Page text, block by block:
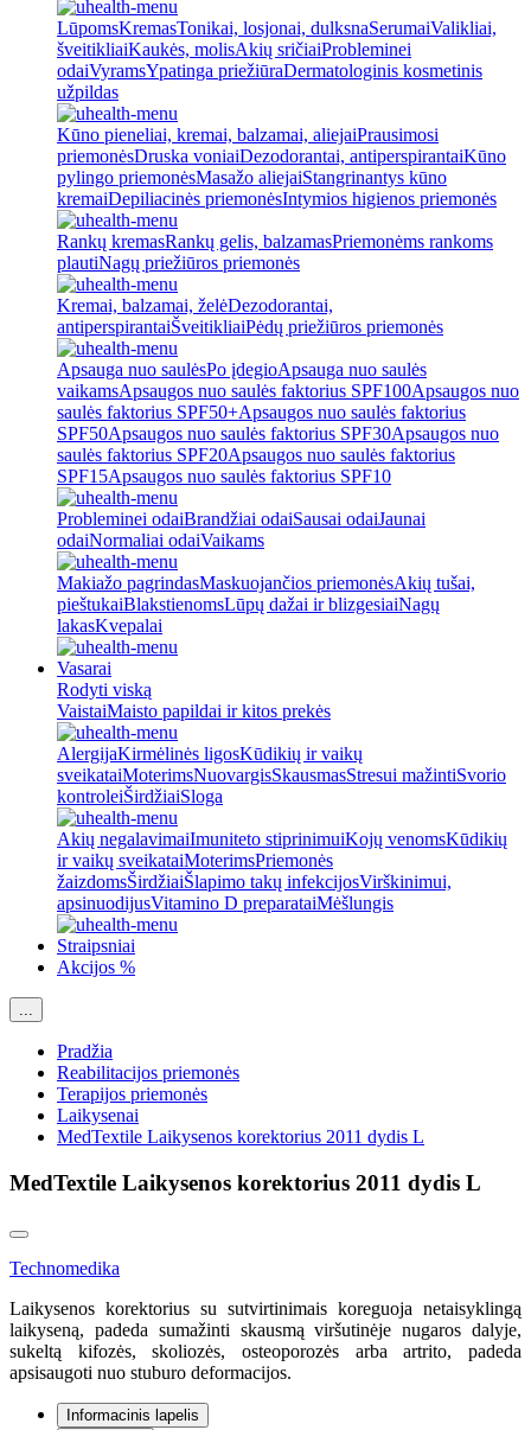
LūpomsKremasTonikai, losjonai, dulksnaSerumaiValikliai,
šveitikliaiKaukės, molisAkių sričiaiProbleminei
odaiVyramsYpatinga priežiūraDermatologinis kosmetinis
užpildas
Kūno pieneliai, kremai, balzamai, aliejaiPrausimosi
priemonėsDruska voniaiDezodorantai, antiperspirantaiKūno
pylingo priemonėsMasažo aliejaiStangrinantys kūno
kremaiDepiliacinės priemonėsIntymios higienos priemonės
Rankų kremasRankų gelis, balzamasPriemonėms rankoms
plautiNagų priežiūros priemonės
Kremai, balzamai, želėDezodorantai,
antiperspirantaiŠveitikliaiPėdų priežiūros priemonės
Apsauga nuo saulėsPo įdegioApsauga nuo saulės
vaikamsApsaugos nuo saulės faktorius SPF100Apsaugos nuo
saulės faktorius SPF50+Apsaugos nuo saulės faktorius
SPF50Apsaugos nuo saulės faktorius SPF30Apsaugos nuo
saulės faktorius SPF20Apsaugos nuo saulės faktorius
SPF15Apsaugos nuo saulės faktorius SPF10
Probleminei odaiBrandžiai odaiSausai odaiJaunai
odaiNormaliai odaiVaikams
Makiažo pagrindasMaskuojančios priemonėsAkių tušai,
pieštukaiBlakstienomsLūpų dažai ir blizgesiaiNagų
lakasKvepalai
Vasarai
Rodyti viską
VaistaiMaisto papildai ir kitos prekės
AlergijaKirmėlinės ligosKūdikių ir vaikų
sveikataiMoterimsNuovargisSkausmasStresui mažintiSvorio
kontroleiŠirdžiaiSloga
Akių negalavimaiImuniteto stiprinimuiKojų venomsKūdikių
ir vaikų sveikataiMoterimsPriemonės
žaizdomsŠirdžiaiŠlapimo takų infekcijosVirškinimui,
apsinuodijusVitamino D preparataiMėšlungis
Straipsniai
Akcijos %
...
Pradžia
Reabilitacijos priemonės
Terapijos priemonės
Laikysenai
MedTextile Laikysenos korektorius 2011 dydis L
MedTextile Laikysenos korektorius 2011 dydis L
Technomedika
Laikysenos korektorius su sutvirtinimais koreguoja netaisyklingą
laikyseną, padeda sumažinti skausmą viršutinėje nugaros dalyje,
sukeltą kifozės, skoliozės, osteoporozės arba artrito, padeda
apsisaugoti nuo stuburo deformacijos.
Informacinis lapelis